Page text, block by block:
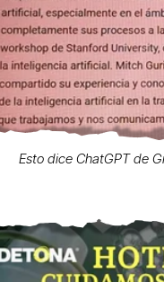
Esto dice ChatGPT de